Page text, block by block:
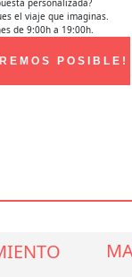
personalizada?
el viaje que imaginas.
de 9:00h a 19:00h.
POSIBLE!